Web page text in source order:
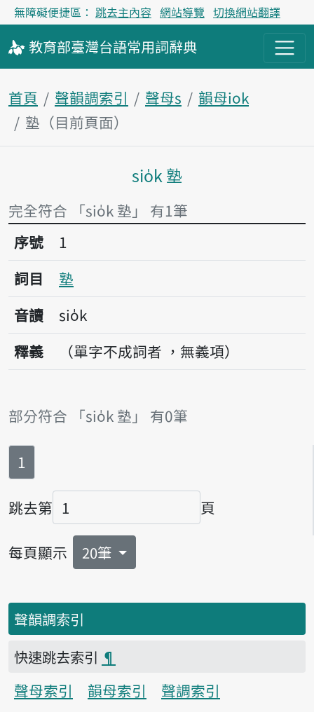
無障礙便捷區： 跳去主內容 網站導覽 切換網站翻譯
教育部臺灣台語常用詞辭典
首頁 聲韻調索引 聲母s
韻母iok
塾（目前頁面）
主內容區塊
sio̍k 塾
完全符合 「sio̍k 塾」 有1筆
序號1塾
序號
1
詞目
塾
音讀
sio̍k
釋義
（單字不成詞者 ，無義項）
部分符合 「sio̍k 塾」 有0筆
第
1
跳去第
頁碼
頁
每頁顯示 20筆
聲韻調索引
快速跳去索引 ¶
聲母索引
韻母索引
聲調索引